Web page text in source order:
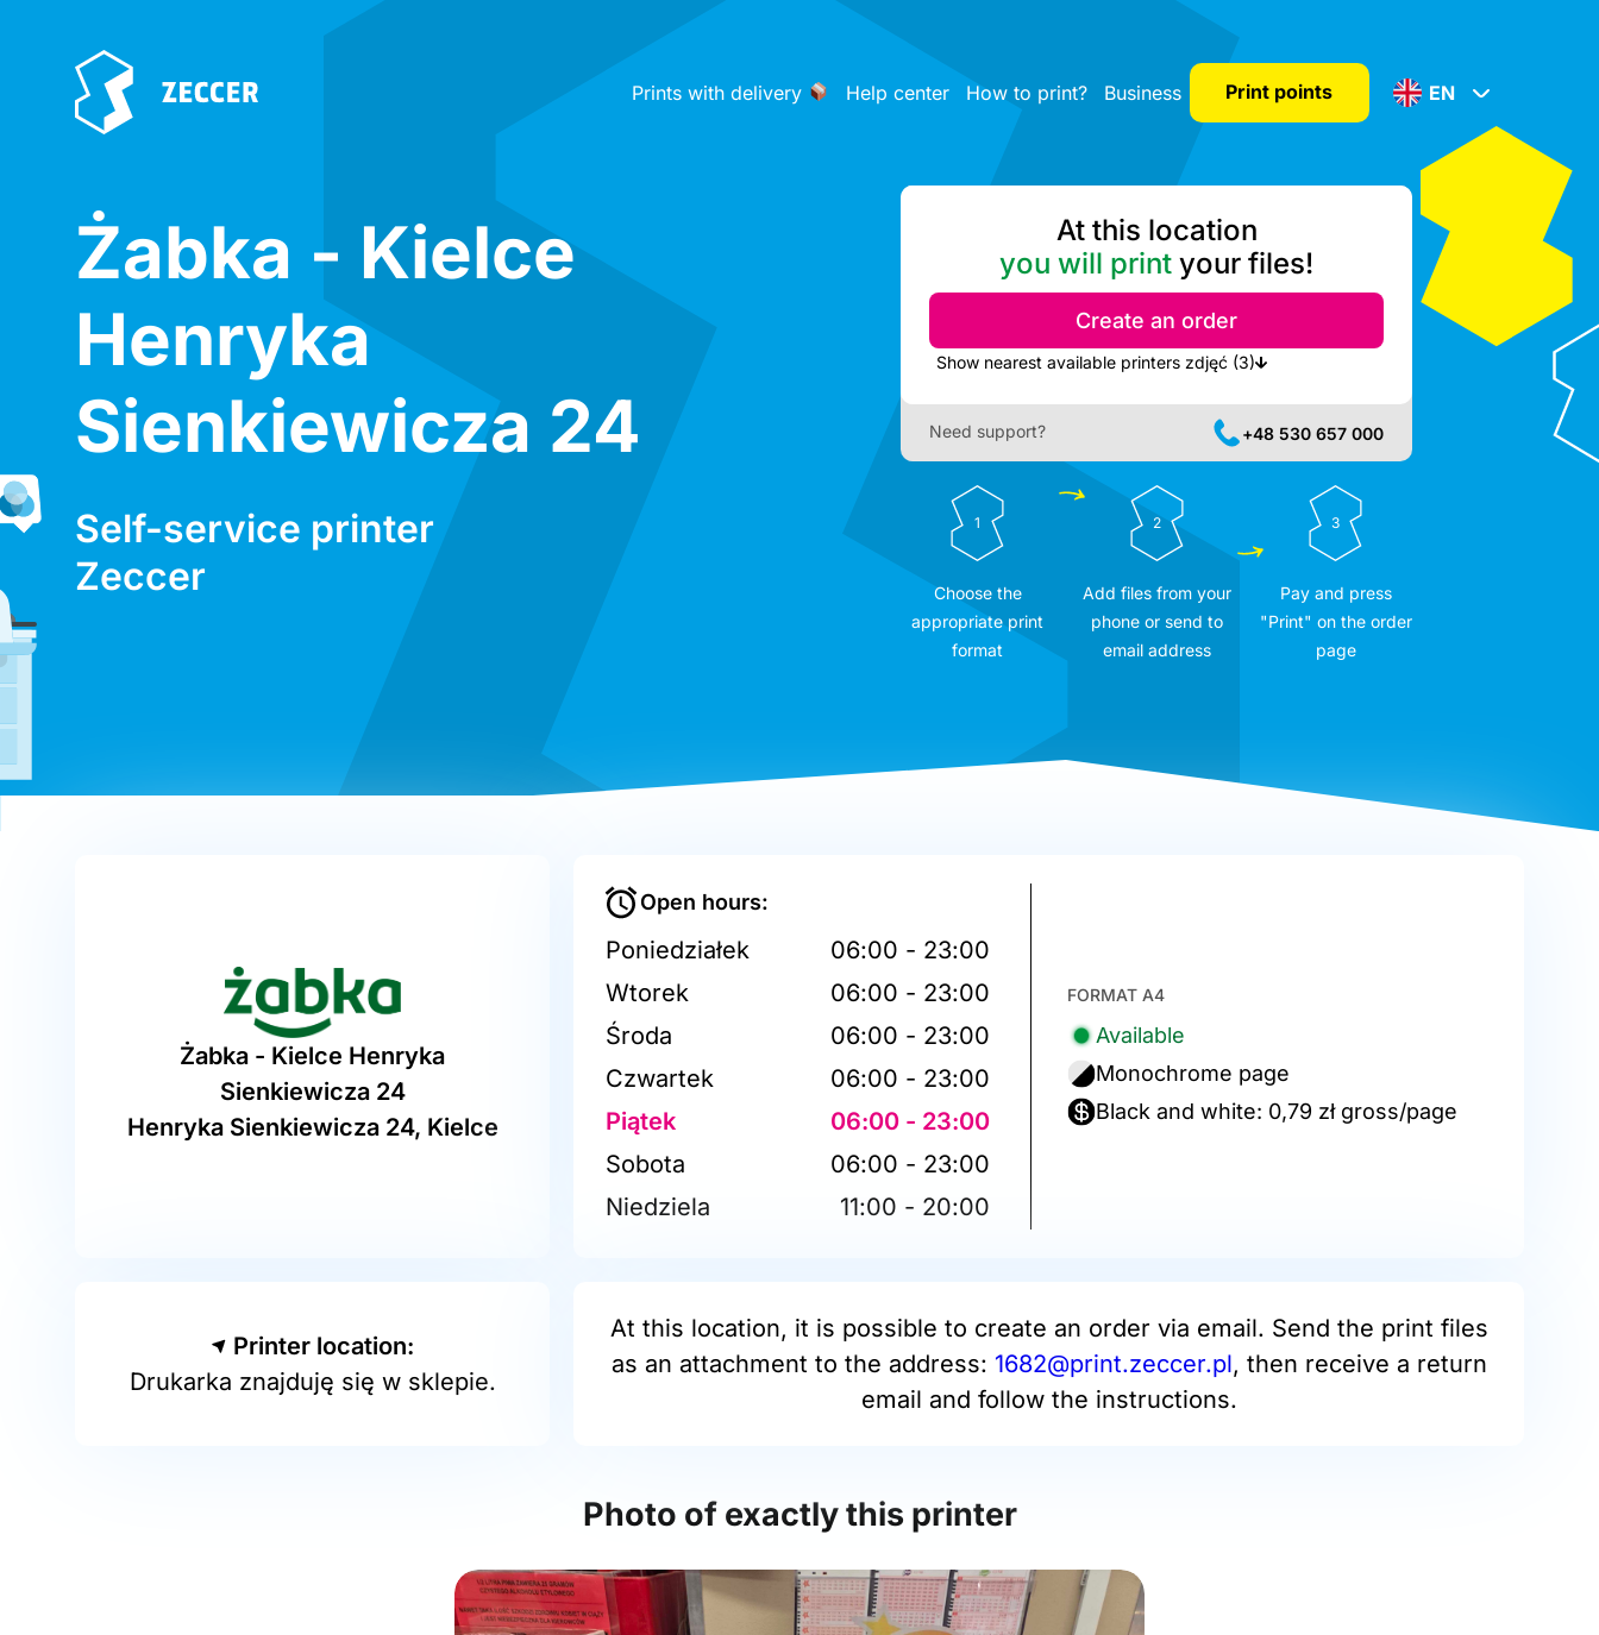
Prints with delivery Help center How to print? Business Print points EN
Żabka - Kielce
Henryka
Sienkiewicza 24
Self-service printer
Zeccer
At this location
you will print your files!
Create an order
Show nearest available printers zdjęć (3)
Need support? +48 530 657 000
1
Choose the
appropriate print
format
2
Add files from your
phone or send to
email address
3
Pay and press
"Print" on the order
page
Żabka - Kielce Henryka
Sienkiewicza 24
Henryka Sienkiewicza 24, Kielce
Open hours:
Poniedziałek
06:00 - 23:00
Wtorek
06:00 - 23:00
Środa
06:00 - 23:00
Czwartek
06:00 - 23:00
Piątek
06:00 - 23:00
Sobota
06:00 - 23:00
Niedziela
11:00 - 20:00
FORMAT A4
Available
Monochrome page
Black and white: 0,79 zł gross/page
Printer location:
Drukarka znajduję się w sklepie.
At this location, it is possible to create an order via email. Send the print files
as an attachment to the address: 1682@print.zeccer.pl, then receive a return
email and follow the instructions.
Photo of exactly this printer